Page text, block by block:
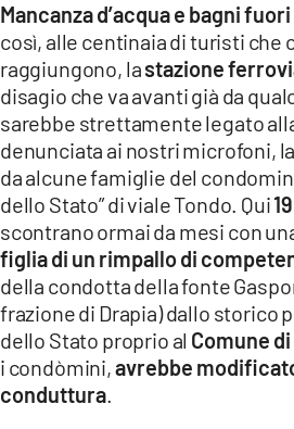
LACPLAY.IT
LACTV.IT
LACONAIR.IT
LACITYMAG.IT
ILREGGINO.IT
COSENZACHANNEL.IT
ILVIBONESE.IT
CATANZAROCHANNEL.IT
LACAPITALENEWS.IT
Mancanza d’acqua e bagni
così, alle centinaia di turisti che
raggiungono, lastazione
disagio che va avanti già da
sarebbe strettamente legato
denunciata ai nostri microfoni,
da alcune famiglie del
dello Stato” di viale Tondo. Qui
scontrano ormai da mesi con
figlia di un rimpallo di
della condotta della fonte
frazione di Drapia) dallo storico
dello Stato proprio al Comune di
i condòmini,avrebbe
conduttura.